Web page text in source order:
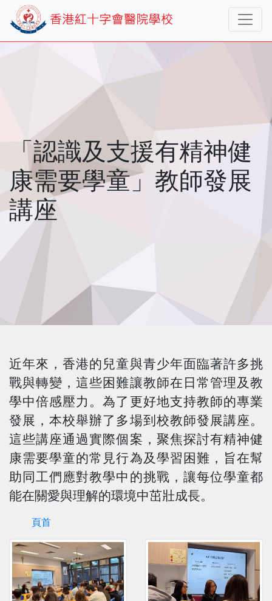
「認識及支援有精神健
康需要學童」教師發展
講座
近年來，香港的兒童與青少年面臨著許多挑
戰與轉變，這些困難讓教師在日常管理及教
學中倍感壓力。為了更好地支持教師的專業
發展，本校舉辦了多場到校教師發展講座。
這些講座通過實際個案，聚焦探討有精神健
康需要學童的常見行為及學習困難，旨在幫
助同工們應對教學中的挑戰，讓每位學童都
能在關愛與理解的環境中茁壯成長。
頁首